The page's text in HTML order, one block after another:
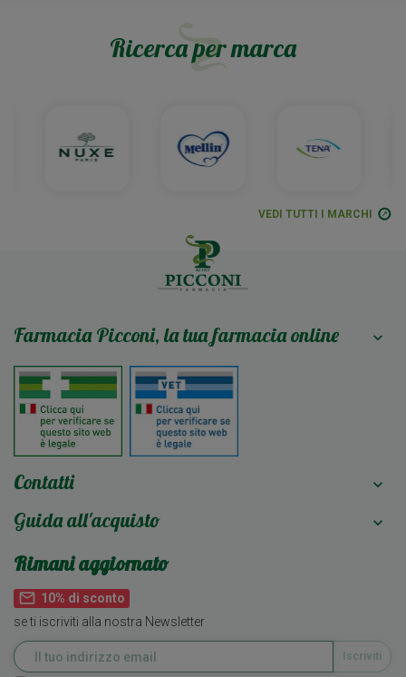
Ricerca per marca
VEDI TUTTI I MARCHI
Farmacia Picconi, la tua farmacia online 
Contatti 
Guida all'acquisto 
Rimani aggiornato
mail_outline 10% di sconto
se ti iscriviti alla nostra Newsletter